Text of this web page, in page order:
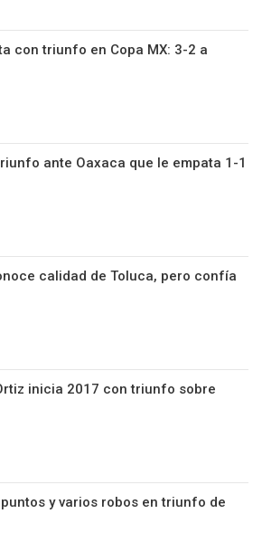
con triunfo en Copa MX: 3-2 a
ante Oaxaca que le empata 1-1
calidad de Toluca, pero confía
inicia 2017 con triunfo sobre
y varios robos en triunfo de